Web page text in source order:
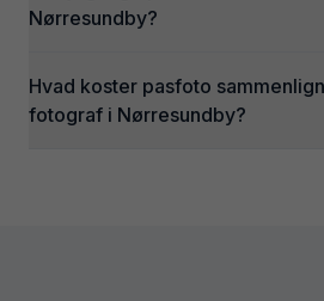
Nørresundby?
Hvad koster pasfoto
fotograf i Nørresundby?